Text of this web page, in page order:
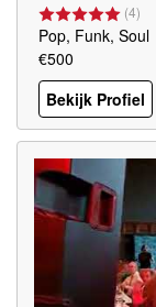
(4)
Pop, Funk, Soul
€500
Bekijk Profiel